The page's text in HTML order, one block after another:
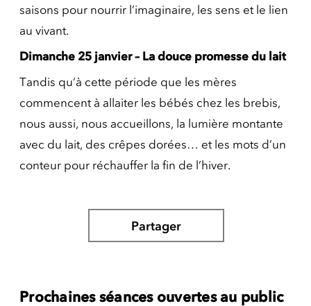
saisons pour nourrir l’imaginaire, les sens et le lien
au vivant.
Dimanche 25 janvier – La douce promesse du lait
Tandis qu’à cette période que les mères
commencent à allaiter les bébés chez les brebis,
nous aussi, nous accueillons, la lumière montante
avec du lait, des crêpes dorées… et les mots d’un
conteur pour réchauffer la fin de l’hiver.
Partager
Prochaines séances ouvertes au public